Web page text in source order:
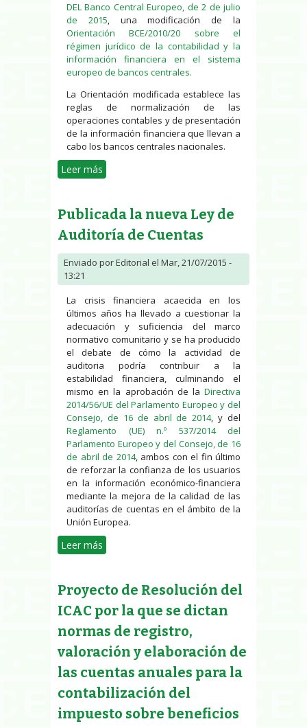
DEL Banco Central Europeo, de 2 de julio
de 2015 , una modificación de la
Orientación BCE/2010/20 sobre el
régimen jurídico de la contabilidad y la
información financiera en el sistema
europeo de bancos centrales.
La Orientación modificada establece las
reglas de normalización de las
operaciones contables y de presentación
de la información financiera que llevan a
cabo los bancos centrales nacionales.
Leer más
sistema europeo de bancos
centrales
Publicada la nueva Ley de
Auditoría de Cuentas
Enviado porEditorial el Mar, 21/07/2015 -
13:21
La crisis financiera acaecida en los
últimos años ha llevado a cuestionar la
adecuación y suficiencia del marco
normativo comunitario y se ha producido
el debate de cómo la actividad de
auditoria podría contribuir a la
estabilidad financiera, culminando el
mismo en la aprobación de la Directiva
2014/56/UE del Parlamento Europeo y del
Consejo, de 16 de abril de 2014, y del
Reglamento (UE) n.º 537/2014 del
Parlamento Europeo y del Consejo, de 16
de abril de 2014, ambos con el fin último
de reforzar la confianza de los usuarios
en la información económico-financiera
mediante la mejora de la calidad de las
auditorías de cuentas en el ámbito de la
Unión Europea.
Leer más
Proyecto de Resolución del
ICAC por la que se dictan
normas de registro,
valoración y elaboración de
las cuentas anuales para la
contabilización del
impuesto sobre beneficios